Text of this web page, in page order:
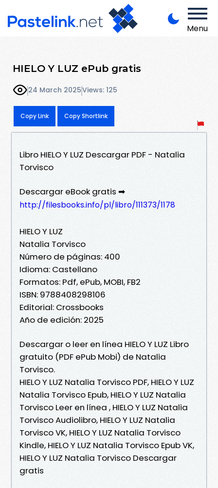
Menu
HIELO Y LUZ ePub gratis
24 March 2025Views: 125
Copy Link Copy Shortlink
Libro HIELO Y LUZ Descargar PDF - Natalia
Torvisco
Descargar eBook gratis ➡
http://filesbooks.info/pl/libro/111373/1178
HIELO Y LUZ
Natalia Torvisco
Número de páginas: 400
Idioma: Castellano
Formatos: Pdf, ePub, MOBI, FB2
ISBN: 9788408298106
Editorial: Crossbooks
Año de edición: 2025
Descargar o leer en línea HIELO Y LUZ Libro
gratuito (PDF ePub Mobi) de Natalia
Torvisco.
HIELO Y LUZ Natalia Torvisco PDF, HIELO Y LUZ
Natalia Torvisco Epub, HIELO Y LUZ Natalia
Torvisco Leer en línea , HIELO Y LUZ Natalia
Torvisco Audiolibro, HIELO Y LUZ Natalia
Torvisco VK, HIELO Y LUZ Natalia Torvisco
Kindle, HIELO Y LUZ Natalia Torvisco Epub VK,
HIELO Y LUZ Natalia Torvisco Descargar
gratis